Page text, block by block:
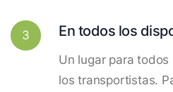
3 En todos los
Un lugar para
los transportistas.